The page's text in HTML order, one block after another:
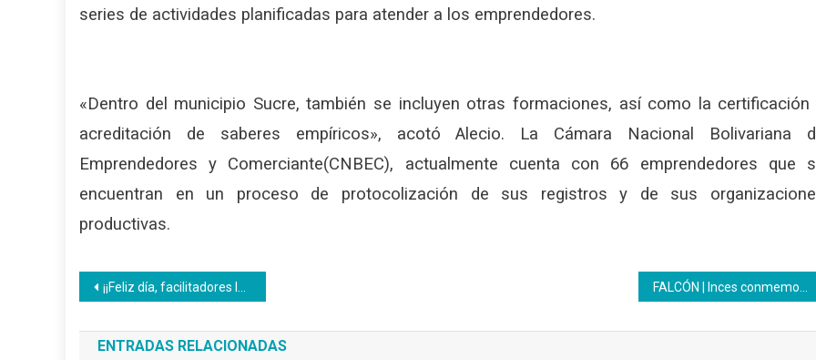
series de actividades planificadas para atender a los emprendedores.
«Dentro del municipio Sucre, también se incluyen otras formaciones, así como la certificación
acreditación de saberes empíricos», acotó Alecio. La Cámara Nacional Bolivariana
Emprendedores y Comerciante(CNBEC), actualmente cuenta con 66 emprendedores que
encuentran en un proceso de protocolización de sus registros y de sus
productivas.
Navegación
de
¡¡Feliz día, facilitadores Inces!!
ENTRADAS RELACIONADAS